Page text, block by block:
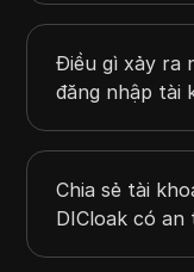
Điều gì xảy ra
đăng nhập tài
Chia sẻ tài
DICloak có an